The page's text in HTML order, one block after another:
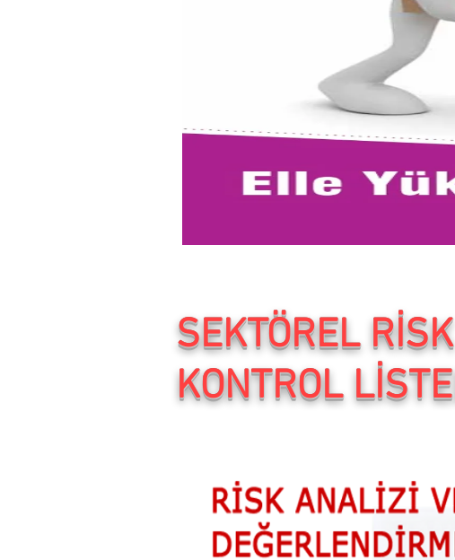
SEKTÖREL
KONTROL